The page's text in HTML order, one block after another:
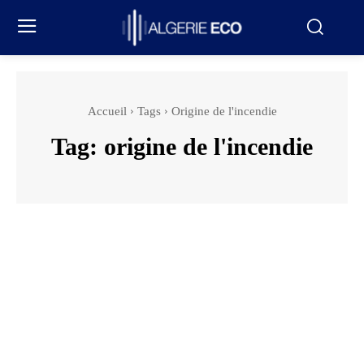
Accueil Tags Origine de l'incendie
Tag: origine de l'incendie